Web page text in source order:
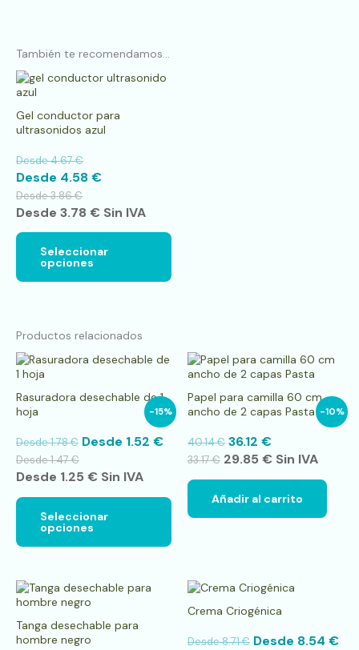
También te recomendamos…
Gel conductor para
ultrasonidos azul
Desde4.67€
Desde 4.58€
Desde3.86€
Desde 3.78 € Sin IVA
Seleccionar
opciones
la
producto
Productos relacionados
-15%
Rasuradora desechable de 1
hoja
Desde1.78€ Desde 1.52 €
Desde1.47€
Desde 1.25 € Sin IVA
Seleccionar
opciones
Este
producto
múltiples
variantes.
opciones
elegir
en
de
-10%
Papel para camilla 60 cm
ancho de 2 capas Pasta
40.14€ 36.12 €
33.17€ 29.85 € Sin IVA
Añadir al carrito
Tanga desechable para
hombre negro
Crema Criogénica
Desde8.71€ Desde 8.54 €